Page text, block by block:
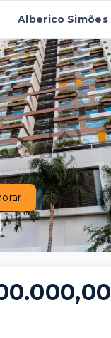
Alberico Simões